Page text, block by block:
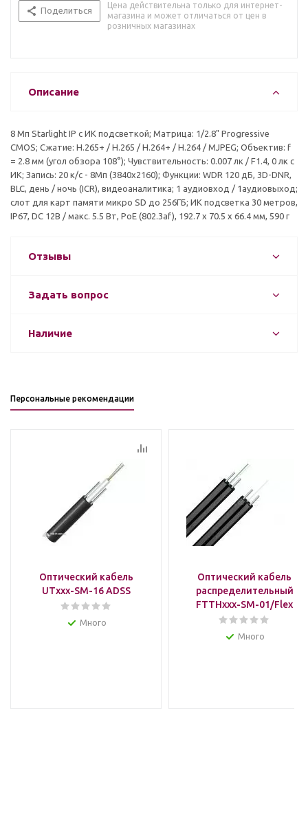
Поделиться
Цена действительна только для интернет-
магазина и может отличаться от цен в
розничных магазинах
Описание
8 Mп Starlight IP с ИК подсветкой; Матрица: 1/2.8" Progressive
CMOS; Сжатие: H.265+ / H.265 / H.264+ / H.264 / MJPEG; Объектив: f
= 2.8 мм (угол обзора 108°); Чувствительность: 0.007 лк / F1.4, 0 лк с
ИК; Запись: 20 к/с - 8Мп (3840x2160); Функции: WDR 120 дБ, 3D-DNR,
BLC, день / ночь (ICR), видеоаналитика; 1 аудиовход / 1аудиовыход;
слот для карт памяти микро SD до 256ГБ; ИК подсветка 30 метров,
IP67, DC 12В / макс. 5.5 Вт, PoE (802.3af), 192.7 x 70.5 x 66.4 мм, 590 г
Отзывы
Задать вопрос
Наличие
Персональные рекомендации
Оптический кабель
UTxxx-SM-16 ADSS
Много
Оптический кабель
распределительный
FTTHxxx-SM-01/Flex
Много